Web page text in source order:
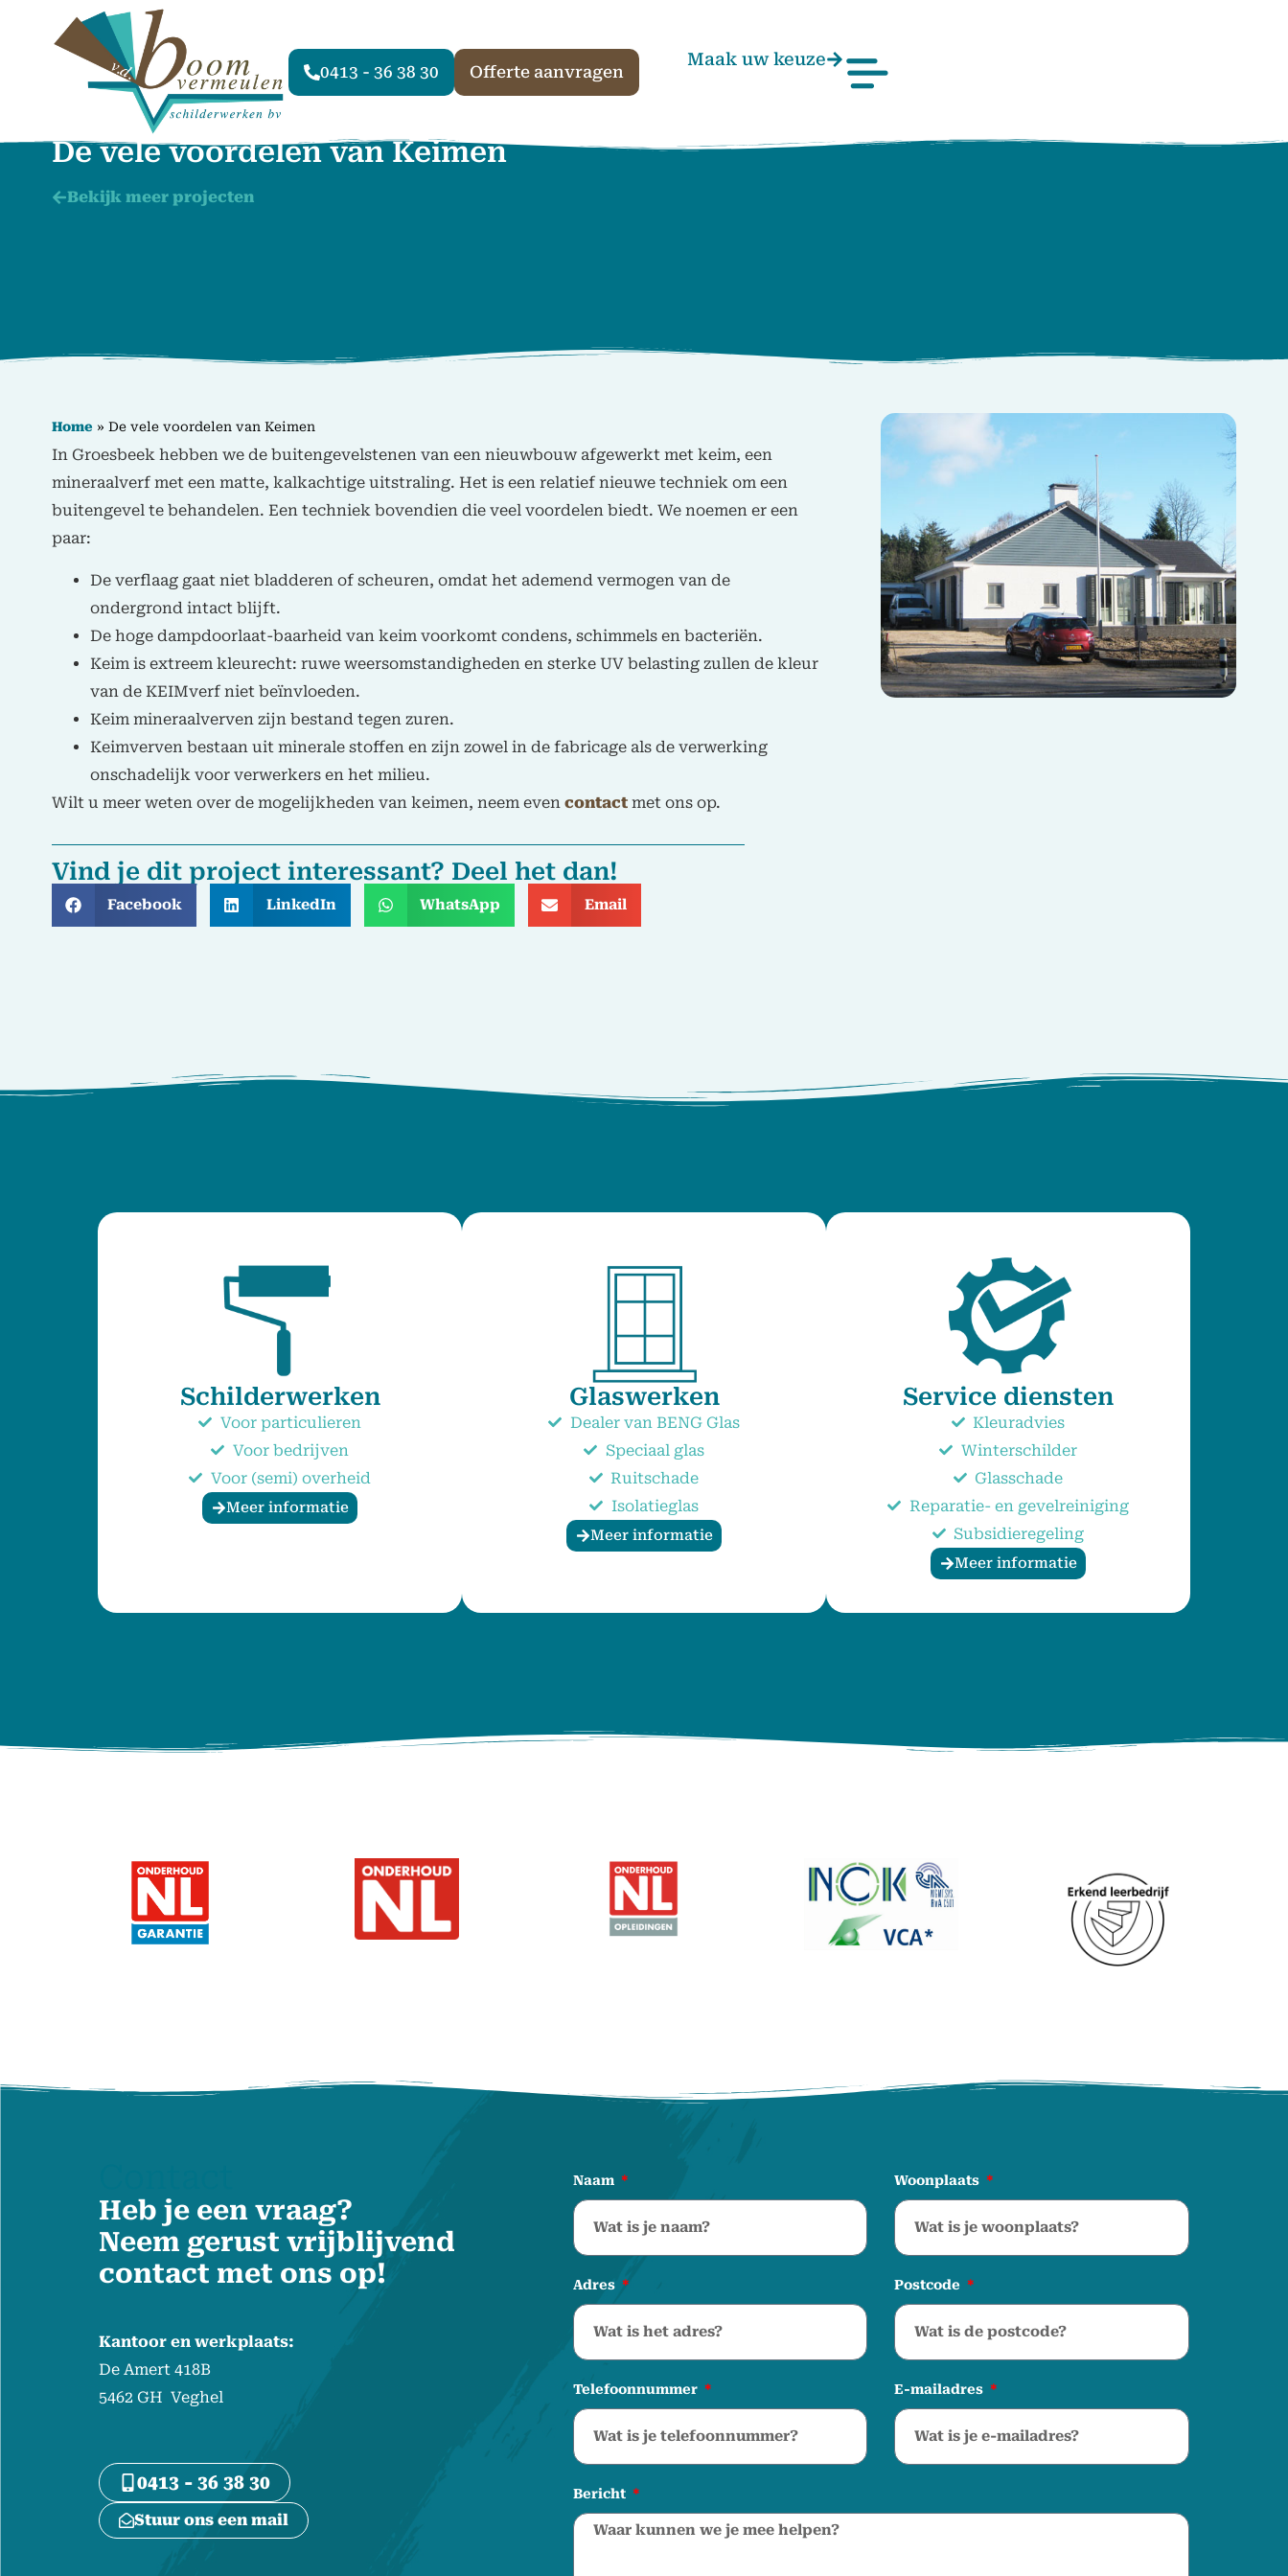
0413 - 36 38 30 Offerte aanvragen
Maak uw keuze
De vele voordelen van Keimen
Bekijk meer projecten
Home» De vele voordelen van Keimen
In Groesbeek hebben we de buitengevelstenen van een nieuwbouw afgewerkt met keim, een
mineraalverf met een matte, kalkachtige uitstraling. Het is een relatief nieuwe techniek om een
buitengevel te behandelen. Een techniek bovendien die veel voordelen biedt. We noemen er een
paar:
De verflaag gaat niet bladderen of scheuren, omdat het ademend vermogen van de
ondergrond intact blijft.
De hoge dampdoorlaat-baarheid van keim voorkomt condens, schimmels en bacteriën.
Keim is extreem kleurecht: ruwe weersomstandigheden en sterke UV belasting zullen de kleur
van de KEIMverf niet beïnvloeden.
Keim mineraalverven zijn bestand tegen zuren.
Keimverven bestaan uit minerale stoffen en zijn zowel in de fabricage als de verwerking
onschadelijk voor verwerkers en het milieu.
Wilt u meer weten over de mogelijkheden van keimen, neem even contactmet ons op.
Vind je dit project interessant? Deel het dan!
Facebook LinkedIn WhatsApp Email
Schilderwerken
Voor particulieren
Voor bedrijven
Voor (semi) overheid
Meer informatie
Glaswerken
Dealer van BENG Glas
Speciaal glas
Ruitschade
Isolatieglas
Meer informatie
Service diensten
Kleuradvies
Winterschilder
Glasschade
Reparatie- en gevelreiniging
Subsidieregeling
Meer informatie
Heb je een vraag?
Neem gerust vrijblijvend
contact met ons op!
Kantoor en werkplaats:
De Amert 418B
5462 GH Veghel
0413 - 36 38 30
Stuur ons een mail
Naam Woonplaats
Adres Postcode
Telefoonnummer E-mailadres
Bericht